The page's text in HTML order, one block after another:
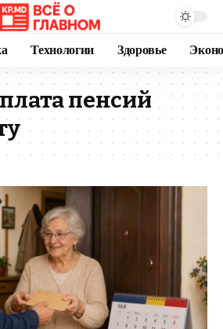
Технологии Здоровье
пенсий